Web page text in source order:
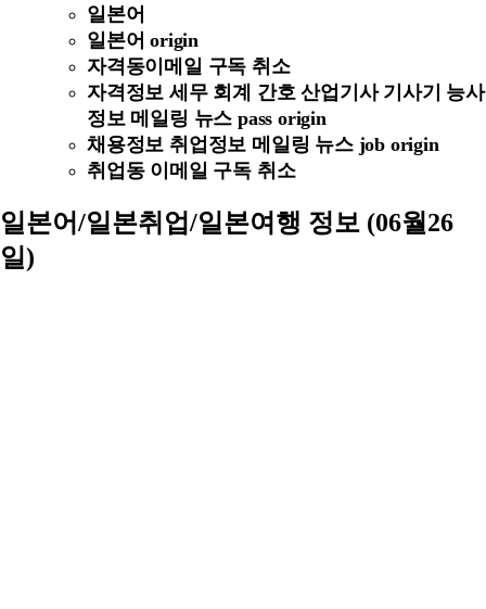
일본어
일본어 origin
자격동이메일 구독 취소
자격정보 세무 회계 간호 산업기사 기사기 능사
정보 메일링 뉴스 pass origin
채용정보 취업정보 메일링 뉴스 job origin
취업동 이메일 구독 취소
일본어/일본취업/일본여행 정보 (06월26
일)